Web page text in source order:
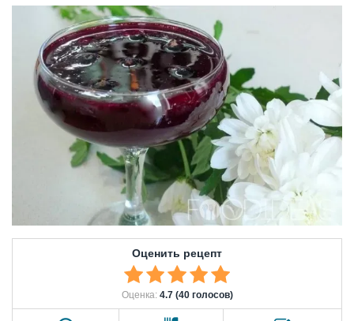
Оценить рецепт
Оценка: 4.7 (40 голосов)